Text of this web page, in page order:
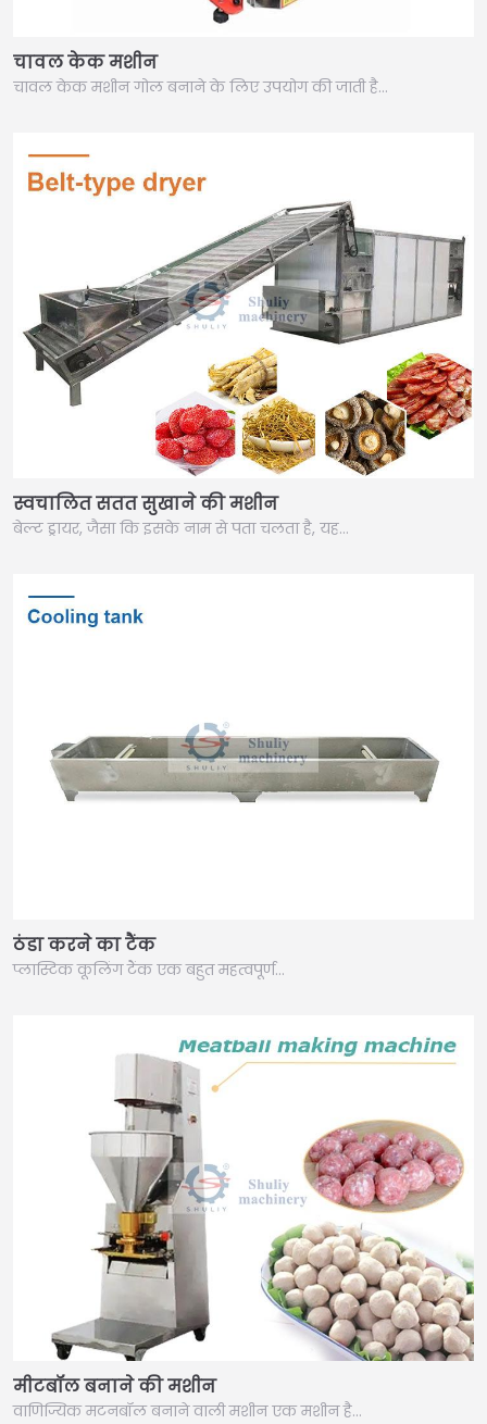
चावल केक मशीन
चावल केक मशीन गोल बनाने के लिए उपयोग की जाती है…
स्वचालित सतत सुखाने की मशीन
बेल्ट ड्रायर, जैसा कि इसके नाम से पता चलता है, यह…
ठंडा करने का टैंक
प्लास्टिक कूलिंग टैंक एक बहुत महत्वपूर्ण…
मीटबॉल बनाने की मशीन
वाणिज्यिक मटनबॉल बनाने वाली मशीन एक मशीन है…